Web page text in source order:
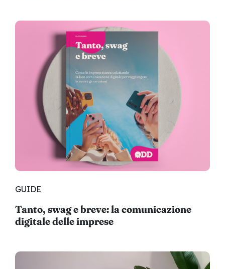
GUIDE
Tanto, swag e breve: la comunicazione
digitale delle imprese